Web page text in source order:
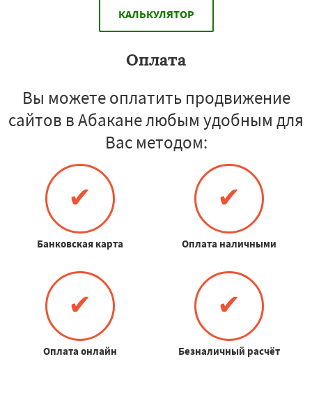
КАЛЬКУЛЯТОР
Оплата
Вы можете оплатить продвижение
сайтов в Абакане любым удобным для
Вас методом:
✔
Банковская карта
✔
Оплата наличными
✔
Оплата онлайн
✔
Безналичный расчёт